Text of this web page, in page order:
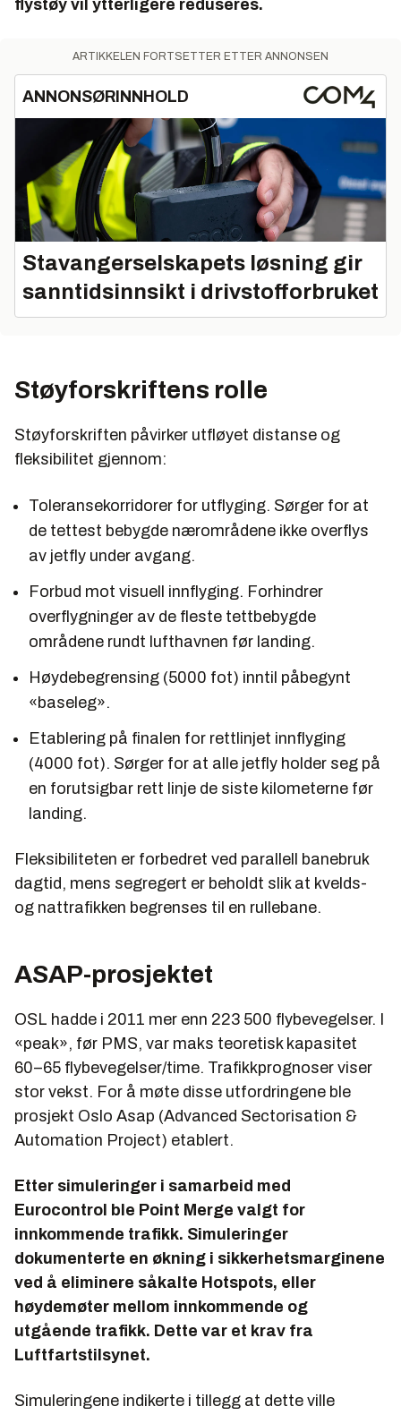
flystøy vil ytterligere reduseres.
ARTIKKELEN FORTSETTER ETTER ANNONSEN
ANNONSØRINNHOLD
Stavangerselskapets løsning gir
sanntidsinnsikt i drivstofforbruket
Støyforskriftens rolle
Støyforskriften påvirker utfløyet distanse og
fleksibilitet gjennom:
Toleransekorridorer for utflyging. Sørger for at
de tettest bebygde nærområdene ikke overflys
av jetfly under avgang.
Forbud mot visuell innflyging. Forhindrer
overflygninger av de fleste tettbebygde
områdene rundt lufthavnen før landing.
Høydebegrensing (5000 fot) inntil påbegynt
«baseleg».
Etablering på finalen for rettlinjet innflyging
(4000 fot). Sørger for at alle jetfly holder seg på
en forutsigbar rett linje de siste kilometerne før
landing.
Fleksibiliteten er forbedret ved parallell banebruk
dagtid, mens segregert er beholdt slik at kvelds-
og nattrafikken begrenses til en rullebane.
ASAP-prosjektet
OSL hadde i 2011 mer enn 223 500 flybevegelser. I
«peak», før PMS, var maks teoretisk kapasitet
60–65 flybevegelser/time. Trafikkprognoser viser
stor vekst. For å møte disse utfordringene ble
prosjekt Oslo Asap (Advanced Sectorisation &
Automation Project) etablert.
Etter simuleringer i samarbeid med
Eurocontrol ble Point Merge valgt for
innkommende trafikk. Simuleringer
dokumenterte en økning i sikkerhetsmarginene
ved å eliminere såkalte Hotspots, eller
høydemøter mellom innkommende og
utgående trafikk. Dette var et krav fra
Luftfartstilsynet.
Simuleringene indikerte i tillegg at dette ville